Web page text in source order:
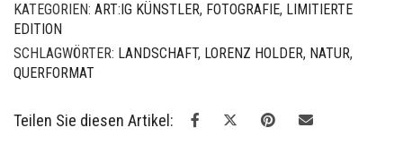
KATEGORIEN: ART:IG KÜNSTLER, FOTOGRAFIE, LIMITIERTE
EDITION
SCHLAGWÖRTER: LANDSCHAFT, LORENZ HOLDER, NATUR,
QUERFORMAT
Teilen Sie diesen Artikel: